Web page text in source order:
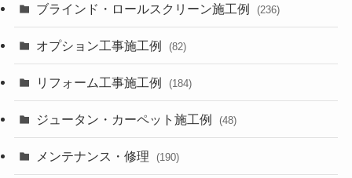
ブラインド・ロールスクリーン施工例 (236)
オプション工事施工例 (82)
リフォーム工事施工例 (184)
ジュータン・カーペット施工例 (48)
メンテナンス・修理 (190)